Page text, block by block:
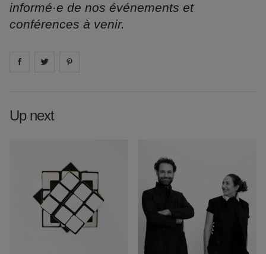
informé·e de nos événements et
conférences à venir.
Share on facebook
Share on
Up next